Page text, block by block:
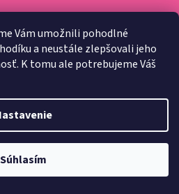
Vám umožnili pohodlné
a neustále zlepšovali jeho
K tomu ale potrebujeme Váš
Súhlasím
na všetky produktyv kategórii
v košíku kód LETO33
zasielať informácie o nových